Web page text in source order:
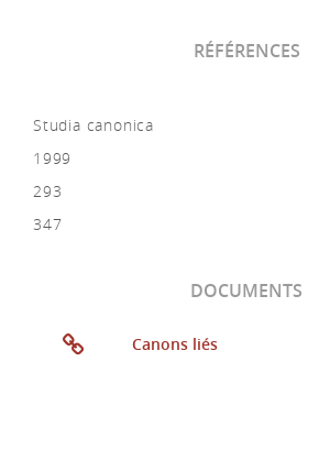
RÉFÉRENCES
Studia canonica
1999
293
347
DOCUMENTS
Canons liés